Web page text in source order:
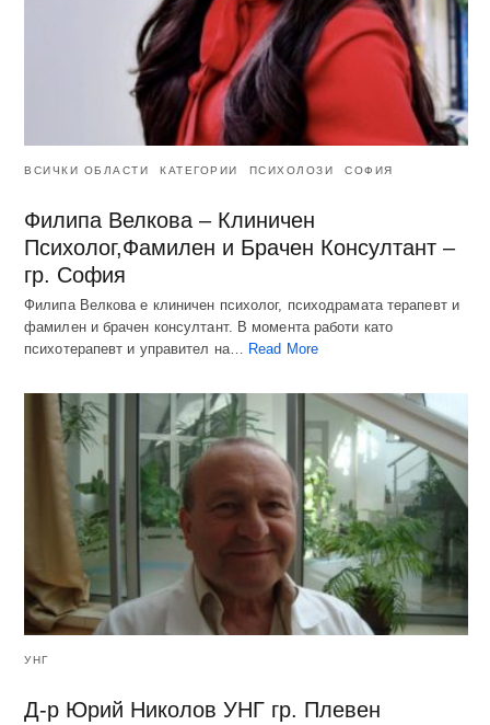
ВСИЧКИ ОБЛАСТИ КАТЕГОРИИ ПСИХОЛОЗИ СОФИЯ
Филипа Велкова – Клиничен
Психолог,Фамилен и Брачен Консултант –
гр. София
Филипа Велкова е клиничен психолог, психодрамата терапевт и
фамилен и брачен консултант. В момента работи като
психотерапевт и управител на… Read More
УНГ
Д-р Юрий Николов УНГ гр. Плевен